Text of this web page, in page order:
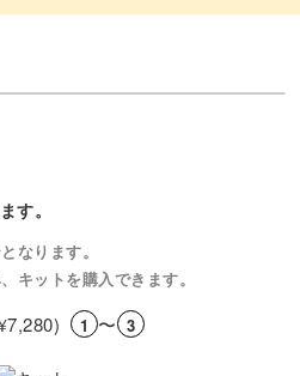
す。
なります。
キットを購入できます。
7,280) 1 〜 3